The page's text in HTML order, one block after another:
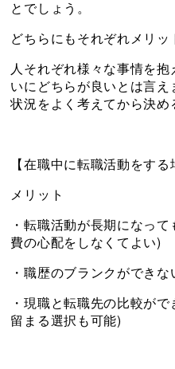
とでしょう。
どちらにもそれぞれメリッ
人それぞれ様々な事情を
いにどちらが良いとは言
状況をよく考えてから決め
【在職中に転職活動をする
メリット
・転職活動が長期になっ
費の心配をしなくてよい)
・職歴のブランクができな
・現職と転職先の比較が
留まる選択も可能)